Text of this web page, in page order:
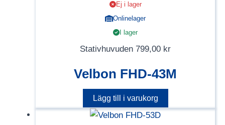
Ej i lager
Onlinelager
I lager
Stativhuvuden 799,00 kr
Velbon FHD-43M
Lägg till i varukorg